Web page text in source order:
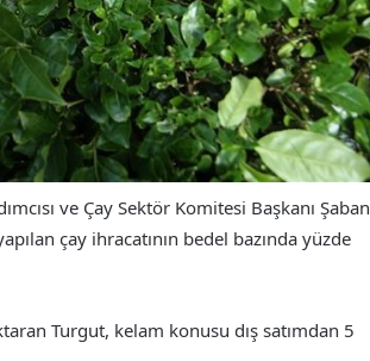
ve Çay Sektör Komitesi Başkanı Şaban
çay ihracatının bedel bazında yüzde
Turgut, kelam konusu dış satımdan 5